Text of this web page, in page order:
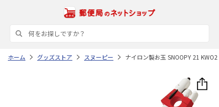
ホーム グッズストア スヌーピー ナイロン製お玉 SNOOPY 21 KWO2